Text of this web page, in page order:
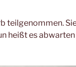
teilgenommen.
heißt es abwarten